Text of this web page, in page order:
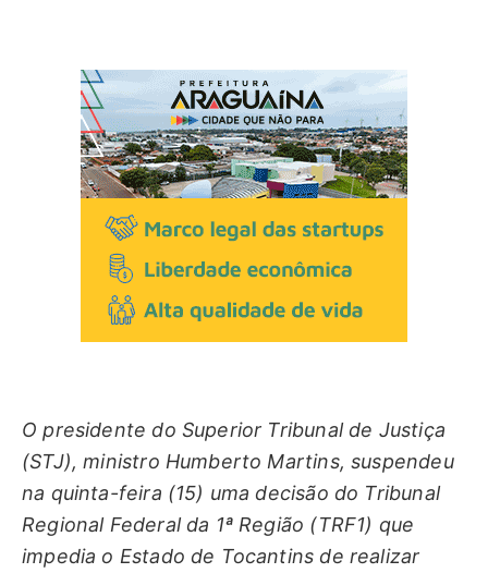
O presidente do Superior Tribunal de Justiça
(STJ), ministro Humberto Martins, suspendeu
na quinta-feira (15) uma decisão do Tribunal
Regional Federal da 1ª Região (TRF1) que
impedia o Estado de Tocantins de realizar